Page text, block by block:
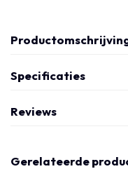
Specificaties
Reviews
Gerelateerde